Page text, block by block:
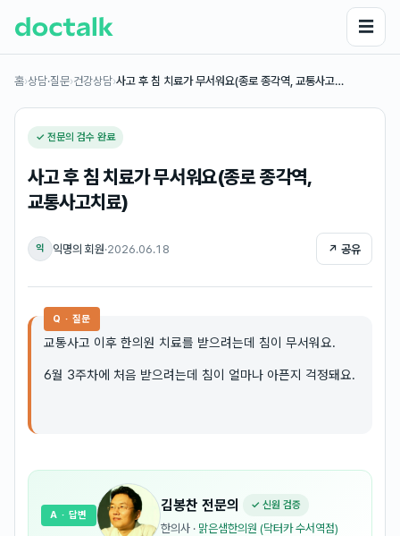
☰
홈›상담·질문›건강상담›사고 후 침 치료가 무서워요(종로 종각역, 교통사고…
✓ 전문의 검수 완료
사고 후 침 치료가 무서워요(종로 종각역,
교통사고치료)
익 익명의 회원·2026.06.18 ↗ 공유
Q · 질문
교통사고 이후 한의원 치료를 받으려는데 침이 무서워요.
6월 3주차에 처음 받으려는데 침이 얼마나 아픈지 걱정돼요.
김봉찬 전문의 ✓ 신원 검증
한의사 · 맑은샘한의원 (닥터카 수서역점)
A · 답변